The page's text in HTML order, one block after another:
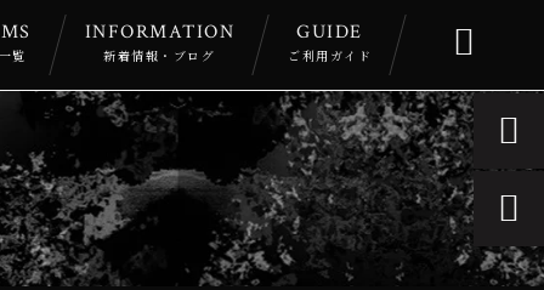
覧
INFORMATION
新着情報・ブログ
GUIDE
ご利用ガイド 

